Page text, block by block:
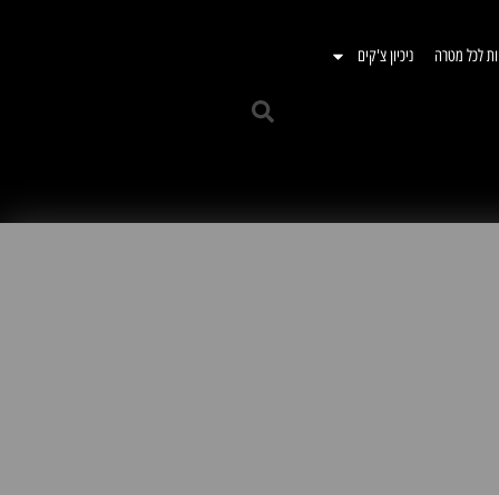
לכל מטרה ניכיון צ'קים